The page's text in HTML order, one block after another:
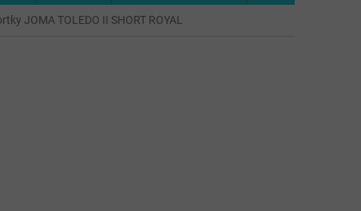
JOMA TOLEDO II SHORT ROYAL